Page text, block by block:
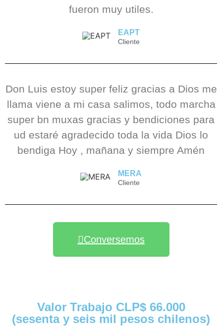
fueron muy utiles.
EAPT
Cliente
Don Luis estoy super feliz gracias a Dios me
llama viene a mi casa salimos, todo marcha
super bn muxas gracias y bendiciones para
ud estaré agradecido toda la vida Dios lo
bendiga Hoy , mañana y siempre Amén
MERA
Cliente
Conversemos
Valor Trabajo CLP$ 66.000
(sesenta y seis mil pesos chilenos)